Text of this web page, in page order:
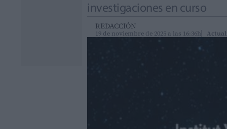
investigaciones en curso
REDACCIÓN
19 de noviembre de 2025 a las 16:36h